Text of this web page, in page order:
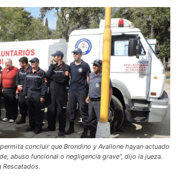
concluir que Brondino y Avallone hayan actuado
abuso funcional o negligencia grave”, dijo la jueza.
Rescatados.